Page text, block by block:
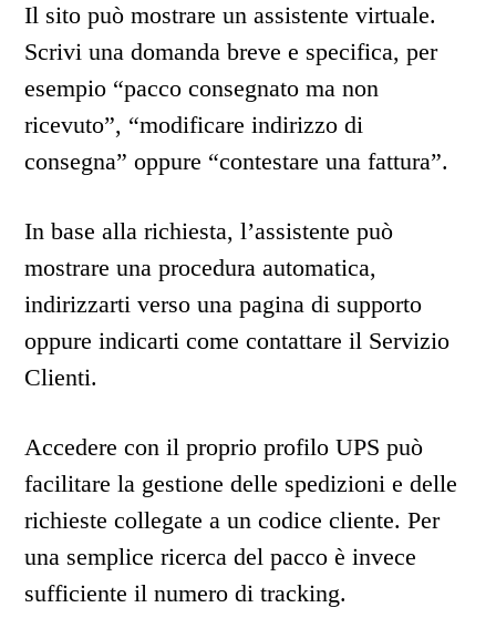
Il sito può mostrare un assistente virtuale.
Scrivi una domanda breve e specifica, per
esempio “pacco consegnato ma non
ricevuto”, “modificare indirizzo di
consegna” oppure “contestare una fattura”.
In base alla richiesta, l’assistente può
mostrare una procedura automatica,
indirizzarti verso una pagina di supporto
oppure indicarti come contattare il Servizio
Clienti.
Accedere con il proprio profilo UPS può
facilitare la gestione delle spedizioni e delle
richieste collegate a un codice cliente. Per
una semplice ricerca del pacco è invece
sufficiente il numero di tracking.